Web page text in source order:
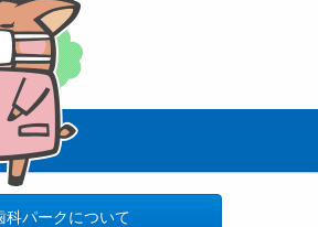
科パークについて